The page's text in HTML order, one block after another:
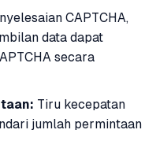
CAPTCHA,
data dapat
secara
Tiru kecepatan
jumlah permintaan